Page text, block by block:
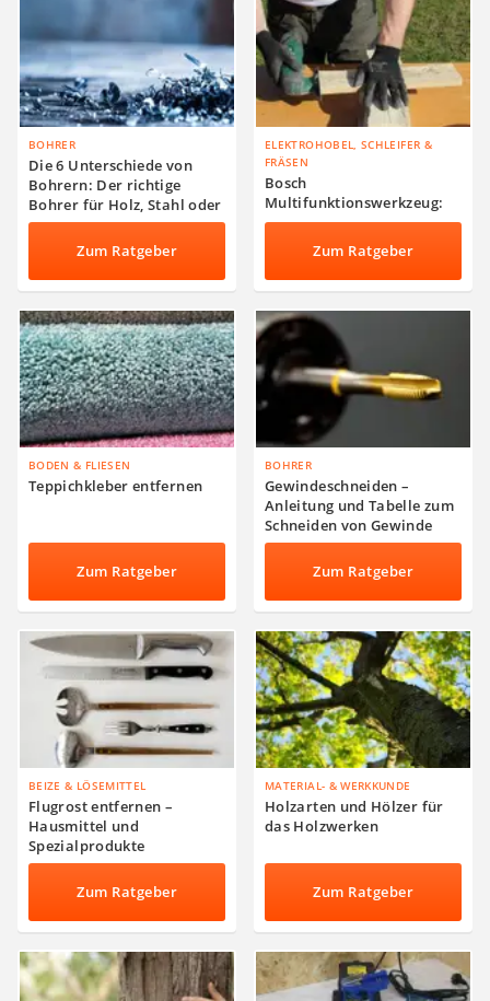
BOHRER
Die 6 Unterschiede von
Bohrern: Der richtige
Bohrer für Holz, Stahl oder
Beton
Zum Ratgeber
ELEKTROHOBEL, SCHLEIFER &
FRÄSEN
Bosch
Multifunktionswerkzeug:
Der PMF 250 CES im Test
Zum Ratgeber
BODEN & FLIESEN
Teppichkleber entfernen
Zum Ratgeber
BOHRER
Gewindeschneiden –
Anleitung und Tabelle zum
Schneiden von Gewinde
Zum Ratgeber
BEIZE & LÖSEMITTEL
Flugrost entfernen –
Hausmittel und
Spezialprodukte
Zum Ratgeber
MATERIAL- & WERKKUNDE
Holzarten und Hölzer für
das Holzwerken
Zum Ratgeber